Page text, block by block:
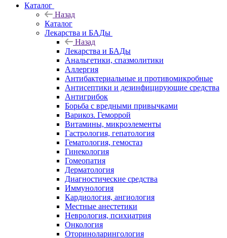
Каталог
Назад
Каталог
Лекарства и БАДы
Назад
Лекарства и БАДы
Анальгетики, спазмолитики
Аллергия
Антибактериальные и противомикробные
Антисептики и дезинфицирующие средства
Антигрибок
Борьба с вредными привычками
Варикоз. Геморрой
Витамины, микроэлементы
Гастрология, гепатология
Гематология, гемостаз
Гинекология
Гомеопатия
Дерматология
Диагностические средства
Иммунология
Кардиология, ангиология
Местные анестетики
Неврология, психиатрия
Онкология
Оториноларингология